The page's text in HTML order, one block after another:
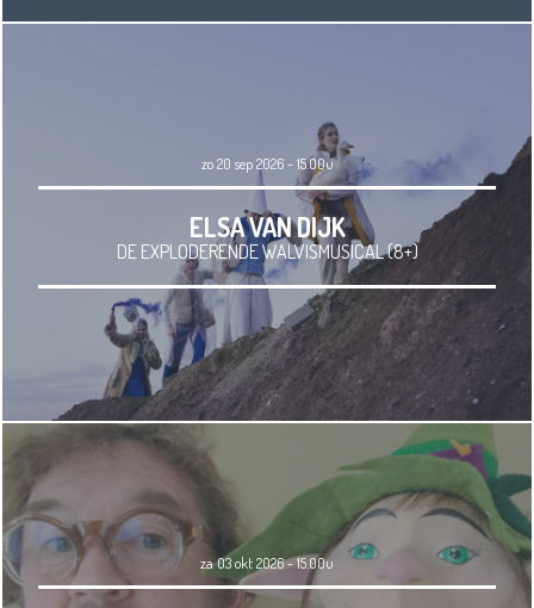
zo 20 sep 2026 - 15.00u
ELSA VAN DIJK
DE EXPLODERENDE WALVISMUSICAL (8+)
za 03 okt 2026 - 15.00u